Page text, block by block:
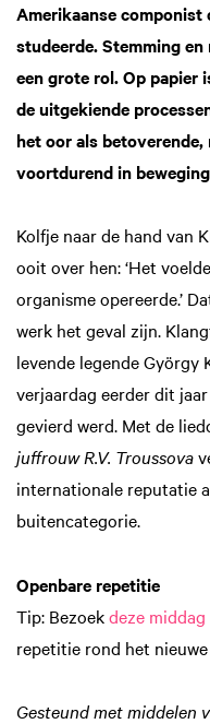
Amerikaanse componist
studeerde. Stemming
een grote rol. Op papier
de uitgekiende
het oor als
voortdurend in
Kolfje naar de hand van
ooit over hen: ‘Het
organisme opereerde.’
werk het geval zijn.
levende legende György
verjaardag eerder dit
gevierd werd. Met de
juffrouw R.V. Troussova
internationale reputatie
buitencategorie.
Openbare repetitie
Tip: Bezoekdeze
repetitie rond het
‍Gesteund met middelen